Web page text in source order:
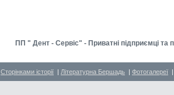
ПП " Дент - Сервіс" - Приватні підприємці
Сторінками історії | Літературна Бершадь | Фотогалереї